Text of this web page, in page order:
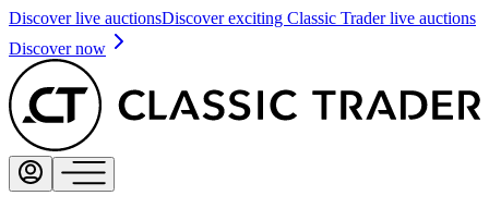
Discover live auctionsDiscover exciting Classic Trader live auctions
Discover now